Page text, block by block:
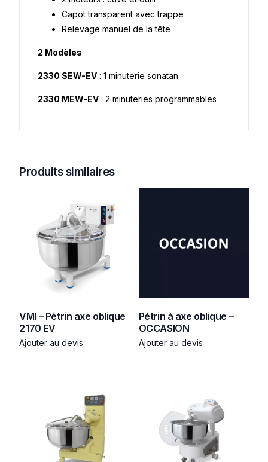
Capot transparent avec trappe
Relevage manuel de la tête
2 Modèles
2330 SEW-EV : 1 minuterie sonatan
2330 MEW-EV : 2 minuteries programmables
Produits similaires
VMI – Pétrin axe oblique
2170 EV
Ajouter au devis
Pétrin à axe oblique –
OCCASION
Ajouter au devis